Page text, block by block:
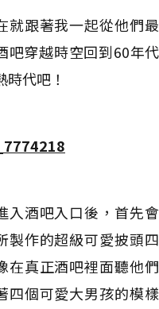
就跟著我一起從他們
吧穿越時空回到60年
時代吧！
入酒吧入口後，首先
製作的超級可愛披頭
在真正酒吧裡面聽他
四個可愛大男孩的模